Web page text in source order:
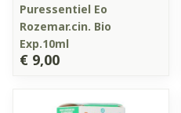
Puressentiel Eo
Rozemar.cin. Bio
Exp.10ml
€ 9,00